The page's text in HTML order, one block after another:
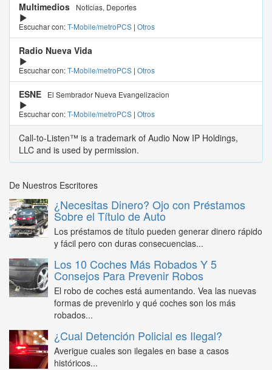
Multimedios
Noticias, Deportes
Escuchar con:T-Mobile/metroPCS | Otros
Radio Nueva Vida
Escuchar con:T-Mobile/metroPCS | Otros
ESNE
El Sembrador Nueva Evangelizacion
Escuchar con:T-Mobile/metroPCS | Otros
Call-to-Listen™ is a trademark of Audio Now IP Holdings,
LLC and is used by permission.
De Nuestros Escritores
¿Necesitas Dinero? Ojo con Préstamos
Sobre el Título de Auto
Los préstamos de título pueden generar dinero rápido
y fácil pero con duras consecuencias...
Los 10 Coches Más Robados Y 5
Consejos Para Prevenir Robos
El robo de coches está aumentando. Vea las nuevas
formas de prevenirlo y qué coches son los más
robados...
¿Cual Detención Policial es Ilegal?
Averigue cuales son ilegales en base a casos
históricos...